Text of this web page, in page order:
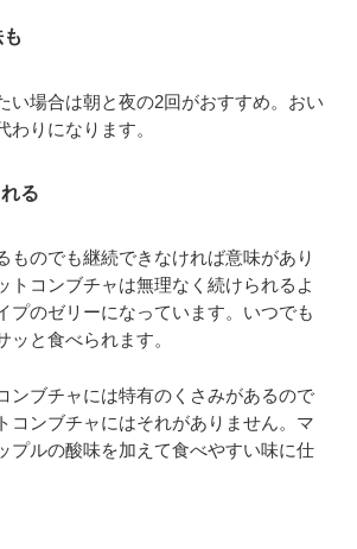
い場合は朝と夜の2回がおすすめ。おい
わりになります。
る
ものでも継続できなければ意味があり
トコンブチャは無理なく続けられるよ
プのゼリーになっています。いつでも
ッと食べられます。
ンブチャには特有のくさみがあるので
コンブチャにはそれがありません。マ
プルの酸味を加えて食べやすい味に仕